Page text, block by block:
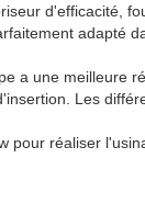
d'efficacité,
adapté
a une meilleure
Les
pour réaliser